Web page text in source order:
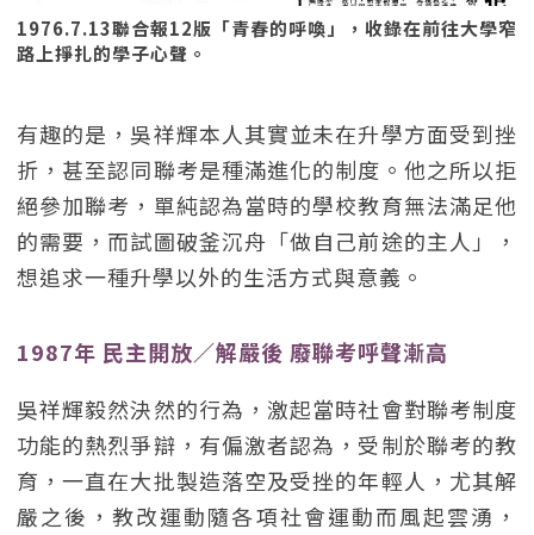
1976.7.13聯合報12版「青春的呼喚」，收錄在前往大學窄
路上掙扎的學子心聲。
有趣的是，吳祥輝本人其實並未在升學方面受到挫
折，甚至認同聯考是種滿進化的制度。他之所以拒
絕參加聯考，單純認為當時的學校教育無法滿足他
的需要，而試圖破釜沉舟「做自己前途的主人」，
想追求一種升學以外的生活方式與意義。
1987年 民主開放／解嚴後 廢聯考呼聲漸高
吳祥輝毅然決然的行為，激起當時社會對聯考制度
功能的熱烈爭辯，有偏激者認為，受制於聯考的教
育，一直在大批製造落空及受挫的年輕人，尤其解
嚴之後，教改運動隨各項社會運動而風起雲湧，